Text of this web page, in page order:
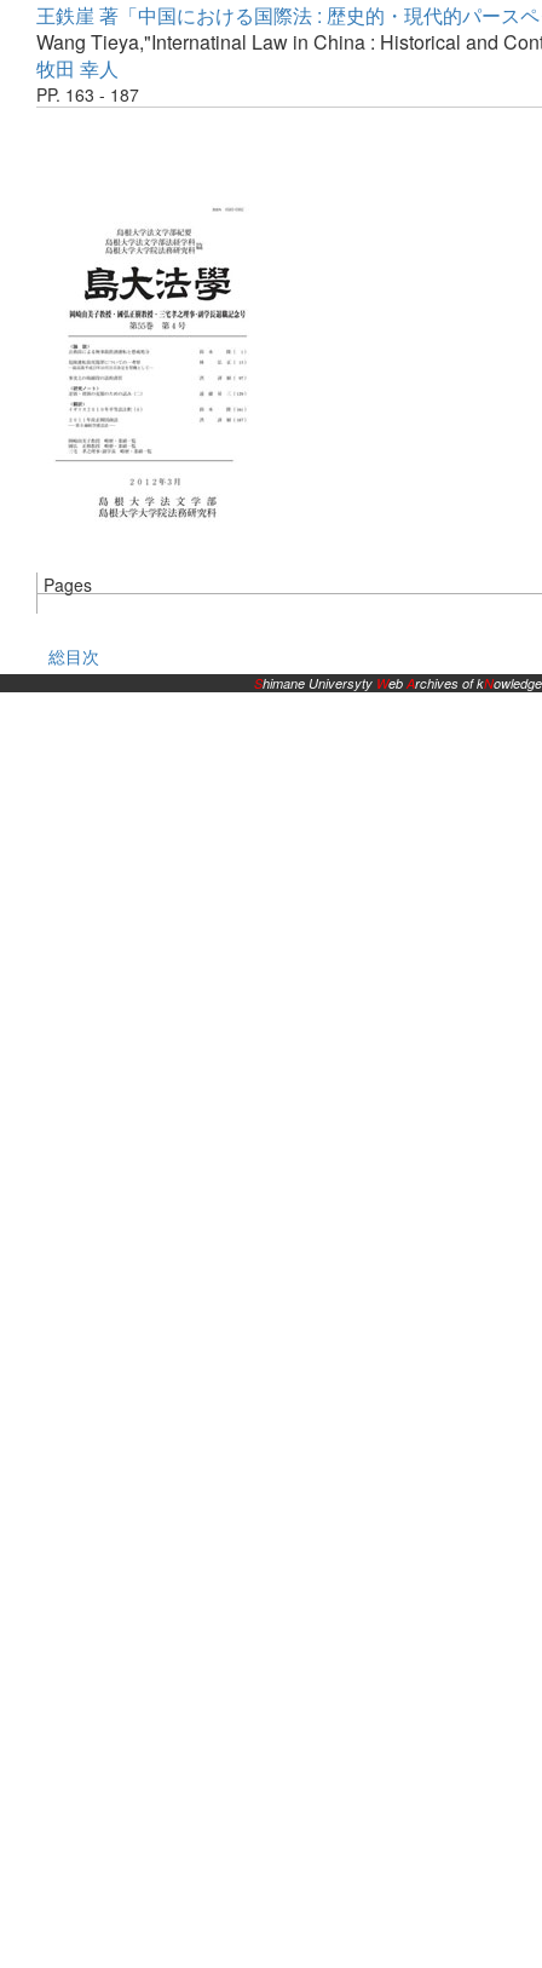
王鉄崖 著「中国における国際法 : 歴史的・現代的パース
Wang Tieya,"Internatinal Law in China : Historical and
牧田 幸人
PP. 163 - 187
Pages
総目次
Shimane Universyty WebArchives of kNowledge